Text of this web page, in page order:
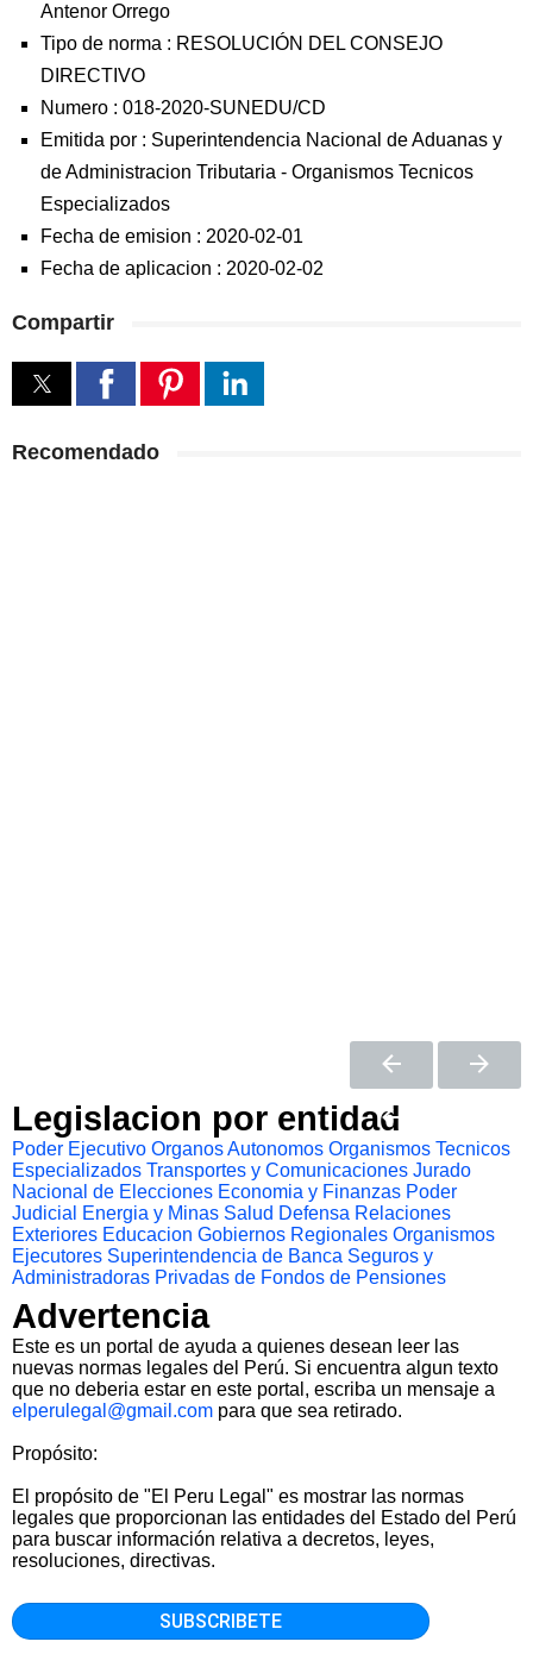
Antenor Orrego
Tipo de norma : RESOLUCIÓN DEL CONSEJO
DIRECTIVO
Numero : 018-2020-SUNEDU/CD
Emitida por : Superintendencia Nacional de Aduanas y
de Administracion Tributaria - Organismos Tecnicos
Especializados
Fecha de emision : 2020-02-01
Fecha de aplicacion : 2020-02-02
Compartir
Recomendado
Legislacion por entidad
Poder Ejecutivo Organos Autonomos Organismos Tecnicos
Especializados Transportes y Comunicaciones Jurado
Nacional de Elecciones Economia y Finanzas Poder
Judicial
Energia y Minas Salud Defensa Relaciones
Exteriores Educacion Gobiernos Regionales Organismos
Ejecutores Superintendencia de Banca Seguros y
Administradoras Privadas de Fondos de Pensiones
Advertencia
Este es un portal de ayuda a quienes desean leer las
nuevas normas legales del Perú. Si encuentra algun texto
que no deberia estar en este portal, escriba un mensaje a
elperulegal@gmail.com para que sea retirado.
Propósito:
El propósito de "El Peru Legal" es mostrar las normas
legales que proporcionan las entidades del Estado del Perú
para buscar información relativa a decretos, leyes,
resoluciones, directivas.